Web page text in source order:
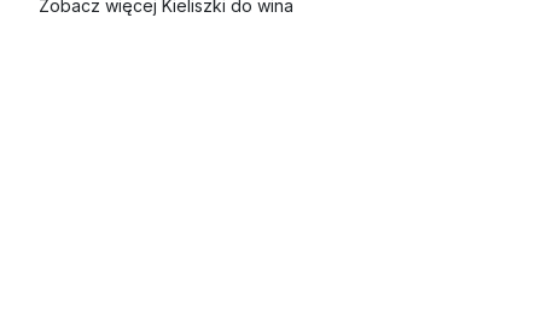
Zobacz więcej Kieliszki do wina